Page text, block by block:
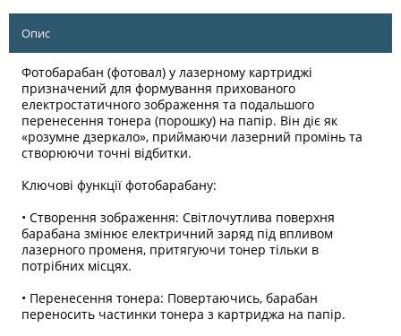
Опис
Фотобарабан (фотовал) у лазерному картриджі
призначений для формування прихованого
електростатичного зображення та подальшого
перенесення тонера (порошку) на папір. Він діє як
«розумне дзеркало», приймаючи лазерний промінь та
створюючи точні відбитки.
Ключові функції фотобарабану:
• Створення зображення: Світлочутлива поверхня
барабана змінює електричний заряд під впливом
лазерного променя, притягуючи тонер тільки в
потрібних місцях.
• Перенесення тонера: Повертаючись, барабан
переносить частинки тонера з картриджа на папір.